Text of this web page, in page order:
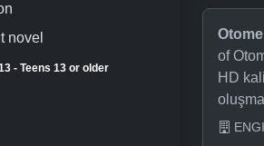
novel
- Teens 13 or older
of
HD
ENGI